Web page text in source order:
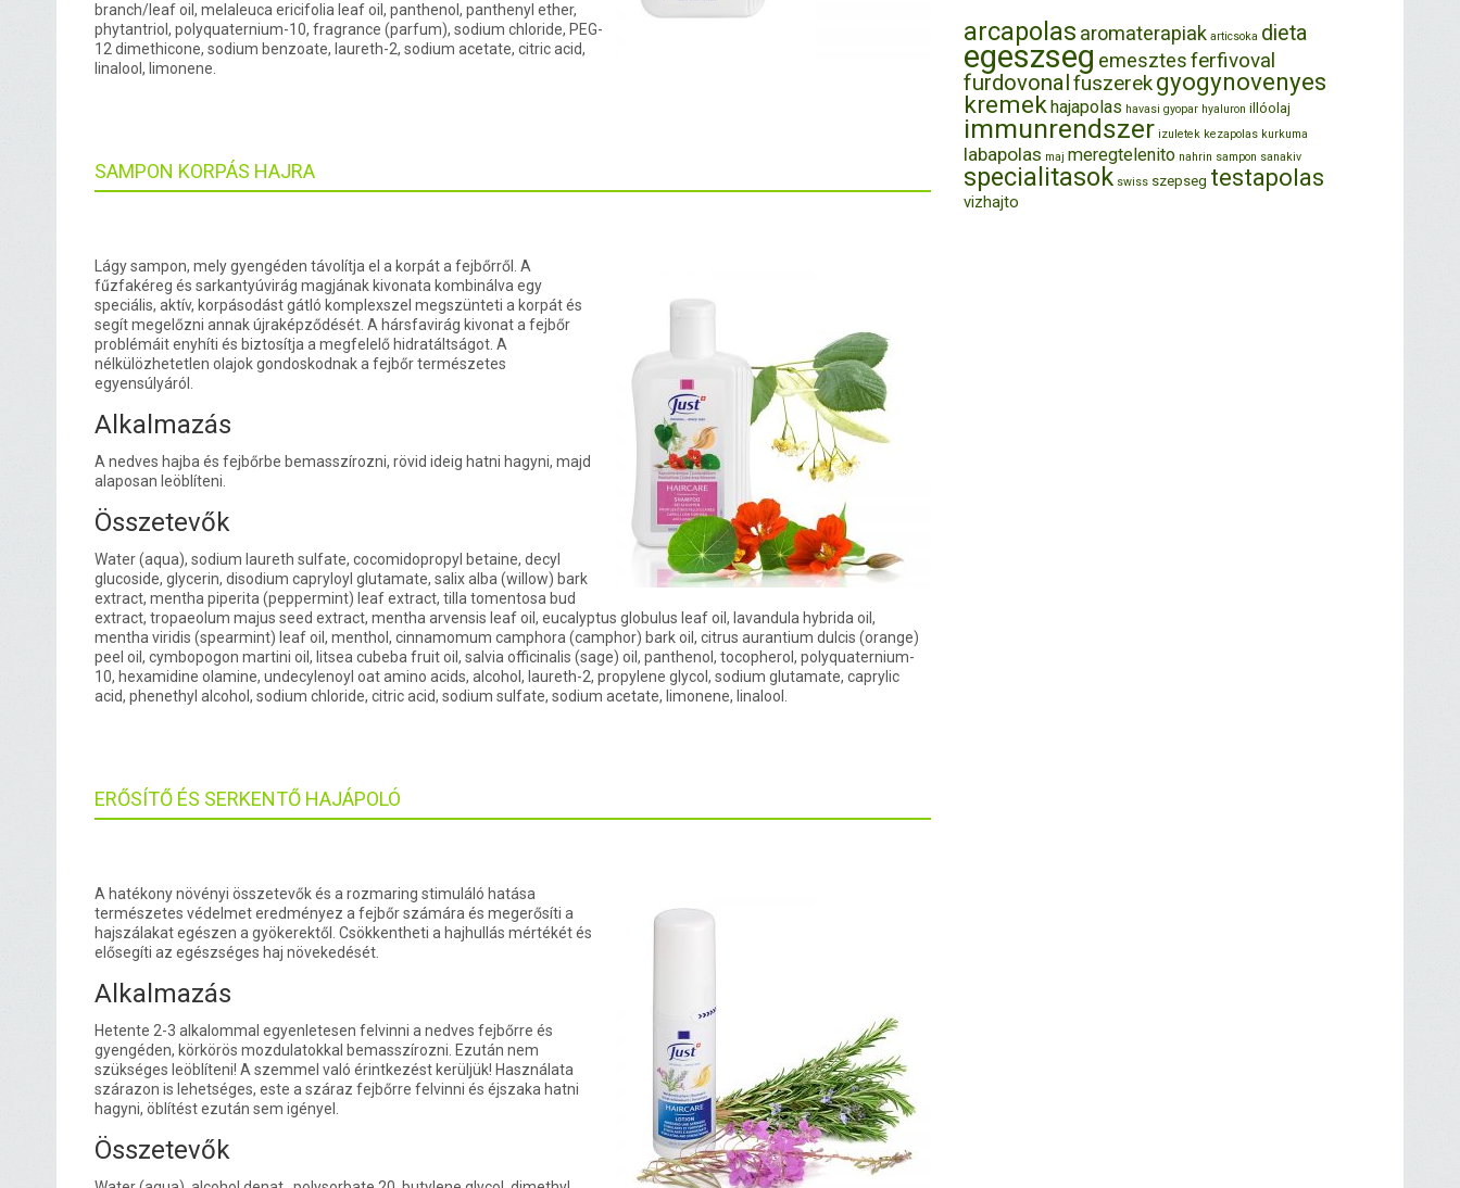
branch/leaf oil, melaleuca ericifolia leaf oil, panthenol, panthenyl ether,
phytantriol, polyquaternium-10, fragrance (parfum), sodium chloride, PEG-
12 dimethicone, sodium benzoate, laureth-2, sodium acetate, citric acid,
linalool, limonene.
SAMPON KORPÁS HAJRA
Lágy sampon, mely gyengéden távolítja el a korpát a fejbőrről. A
fűzfakéreg és sarkantyúvirág magjának kivonata kombinálva egy
speciális, aktív, korpásodást gátló komplexszel megszünteti a korpát és
segít megelőzni annak újraképződését. A hársfavirág kivonat a fejbőr
problémáit enyhíti és biztosítja a megfelelő hidratáltságot. A
nélkülözhetetlen olajok gondoskodnak a fejbőr természetes
egyensúlyáról.
Alkalmazás
A nedves hajba és fejbőrbe bemasszírozni, rövid ideig hatni hagyni, majd
alaposan leöblíteni.
Összetevők
Water (aqua), sodium laureth sulfate, cocomidopropyl betaine, decyl
glucoside, glycerin, disodium capryloyl glutamate, salix alba (willow) bark
extract, mentha piperita (peppermint) leaf extract, tilla tomentosa bud
extract, tropaeolum majus seed extract, mentha arvensis leaf oil, eucalyptus globulus leaf oil, lavandula hybrida oil,
mentha viridis (spearmint) leaf oil, menthol, cinnamomum camphora (camphor) bark oil, citrus aurantium dulcis (orange)
peel oil, cymbopogon martini oil, litsea cubeba fruit oil, salvia officinalis (sage) oil, panthenol, tocopherol, polyquaternium-
10, hexamidine olamine, undecylenoyl oat amino acids, alcohol, laureth-2, propylene glycol, sodium glutamate, caprylic
acid, phenethyl alcohol, sodium chloride, citric acid, sodium sulfate, sodium acetate, limonene, linalool.
ERŐSÍTŐ ÉS SERKENTŐ HAJÁPOLÓ
A hatékony növényi összetevők és a rozmaring stimuláló hatása
természetes védelmet eredményez a fejbőr számára és megerősíti a
hajszálakat egészen a gyökerektől. Csökkentheti a hajhullás mértékét és
elősegíti az egészséges haj növekedését.
Alkalmazás
Hetente 2-3 alkalommal egyenletesen felvinni a nedves fejbőrre és
gyengéden, körkörös mozdulatokkal bemasszírozni. Ezután nem
szükséges leöblíteni! A szemmel való érintkezést kerüljük! Használata
szárazon is lehetséges, este a száraz fejbőrre felvinni és éjszaka hatni
hagyni, öblítést ezután sem igényel.
Összetevők
arcapolas aromaterapiak articsoka dieta
egeszseg emesztesferfivoval
furdovonalfuszerekgyogynovenyes
kremek hajapolas havasi gyopar hyaluron illóolaj
immunrendszer izuletek kezapolas kurkuma
labapolas maj meregtelenito nahrin sampon sanakiv
specialitasok swiss szepseg testapolas
vizhajto